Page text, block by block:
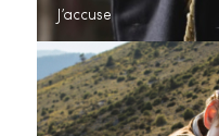
J’accuse